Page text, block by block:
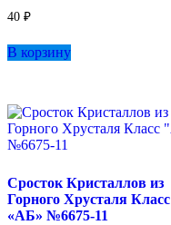
40 ₽
В корзину
Сросток Кристаллов из
Горного Хрусталя Класс
«АБ» №6675-11